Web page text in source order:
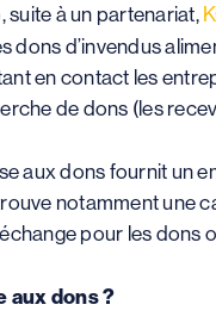
à un partenariat,
dons d’invendus
en contact les
de dons (les
aux dons fournit un
notamment une
pour les
aux dons ?